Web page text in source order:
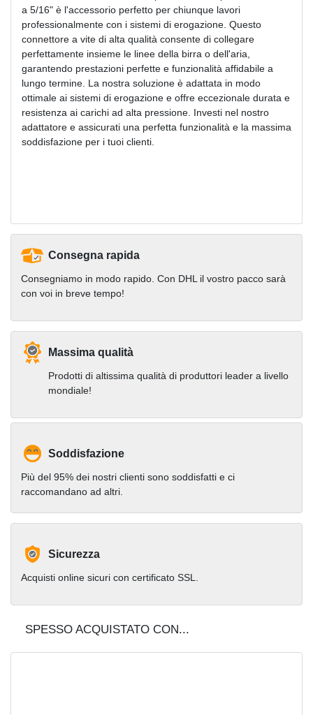
a 5/16" è l'accessorio perfetto per chiunque lavori
professionalmente con i sistemi di erogazione. Questo
connettore a vite di alta qualità consente di collegare
perfettamente insieme le linee della birra o dell'aria,
garantendo prestazioni perfette e funzionalità affidabile a
lungo termine. La nostra soluzione è adattata in modo
ottimale ai sistemi di erogazione e offre eccezionale durata e
resistenza ai carichi ad alta pressione. Investi nel nostro
adattatore e assicurati una perfetta funzionalità e la massima
soddisfazione per i tuoi clienti.
Consegna rapida
Consegniamo in modo rapido. Con DHL il vostro pacco sarà
con voi in breve tempo!
Massima qualità
Prodotti di altissima qualità di produttori leader a livello
mondiale!
Soddisfazione
Più del 95% dei nostri clienti sono soddisfatti e ci
raccomandano ad altri.
Sicurezza
Acquisti online sicuri con certificato SSL.
SPESSO ACQUISTATO CON...